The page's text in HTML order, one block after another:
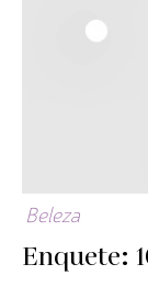
Beleza
Enquete: